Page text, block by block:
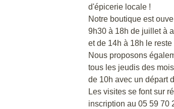
d'épicerie locale !
Notre boutique est
9h30 à 18h de juillet à
et de 14h à 18h le
Nous proposons
tous les jeudis des
de 10h avec un départ
Les visites se font sur
inscription au 05 59 70